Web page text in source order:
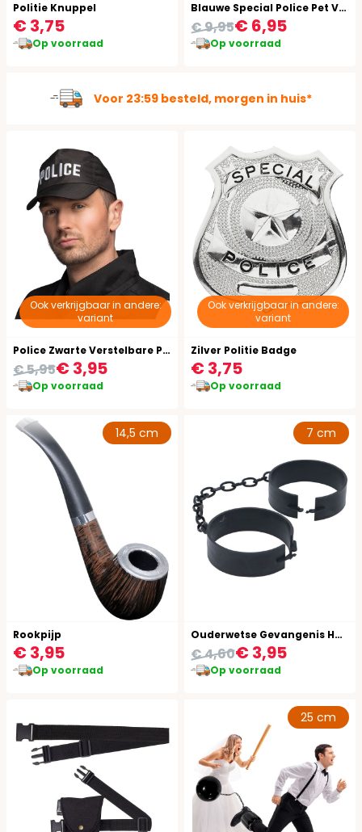
Politie Knuppel
€ 3,75
Op voorraad
Blauwe Special Police Pet Verstelbaar
€ 6,95
€ 9,95
Op voorraad
Ruim 100.000 kostuums op voorraad
Ook verkrijgbaar in andere:
variant
Police Zwarte Verstelbare Pet
€ 3,95
€ 5,95
Op voorraad
Ook verkrijgbaar in andere:
variant
Zilver Politie Badge
€ 3,75
Op voorraad
14,5 cm
Rookpijp
€ 3,95
Op voorraad
7 cm
Ouderwetse Gevangenis Handboeien
€ 3,95
€ 4,60
Op voorraad
25 cm